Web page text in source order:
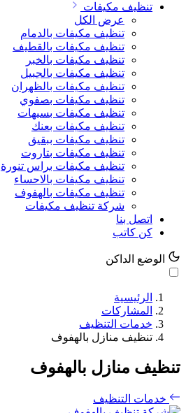
تنظيف مكيفات
عرض الكل
تنظيف مكيفات بالدمام
تنظيف مكيفات بالقطيف
تنظيف مكيفات بالخبر
تنظيف مكيفات بالجبيل
تنظيف مكيفات بالظهران
تنظيف مكيفات بصفوي
تنظيف مكيفات بسيهات
تنظيف مكيفات بعنك
تنظيف مكيفات ببقيق
تنظيف مكيفات بتاروت
تنظيف مكيفات براس تنورة
تنظيف مكيفات بالاحساء
تنظيف مكيفات بالهفوف
شركة تنظيف مكيفات
اتصل بنا
كن كاتب
الوضع الداكن
الرئيسية
المشاركات
خدمات التنظيف
تنظيف منازل بالهفوف
تنظيف منازل بالهفوف
خدمات التنظيف